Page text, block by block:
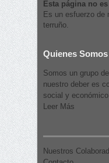
Esta página no
Es un esfuerzo de
terruño.
Quienes Somos
Somos un grupo
nuestro deber es
social y
Leer Más
Nuestros